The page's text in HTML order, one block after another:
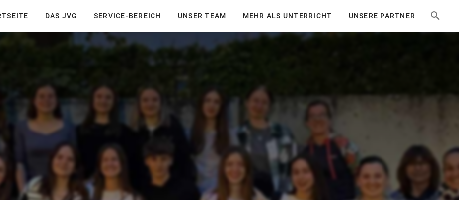
DAS JVG SERVICE-BEREICH UNSER TEAM MEHR ALS UNTERRICHT UNSERE PARTNER